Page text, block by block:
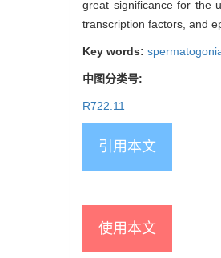
great significance for the
transcription factors, and
Key words:
中图分类号:
R722.11
引用本文
使用本文